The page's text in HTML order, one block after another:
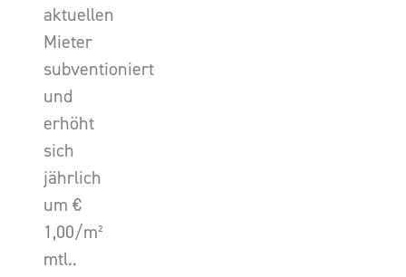
aktuellen
Mieter
subventioniert
und
erhöht
sich
jährlich
um €
1,00/m²
mtl..